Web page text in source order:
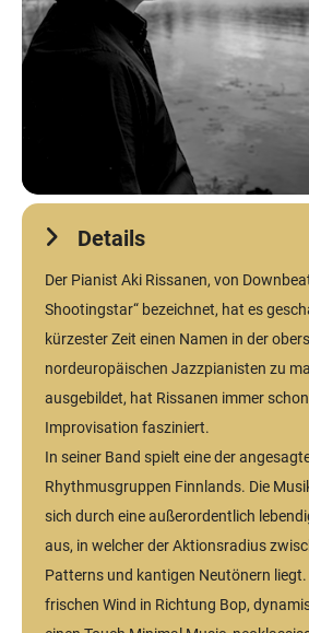
Details
Der Pianist Aki Rissanen, von
Shootingstar“ bezeichnet, hat es
kürzester Zeit einen Namen in der
nordeuropäischen Jazzpianisten zu
ausgebildet, hat Rissanen immer
Improvisation fasziniert.
In seiner Band spielt eine der
Rhythmusgruppen Finnlands. Die
sich durch eine außerordentlich
aus, in welcher der Aktionsradius
Patterns und kantigen Neutönern
frischen Wind in Richtung Bop,